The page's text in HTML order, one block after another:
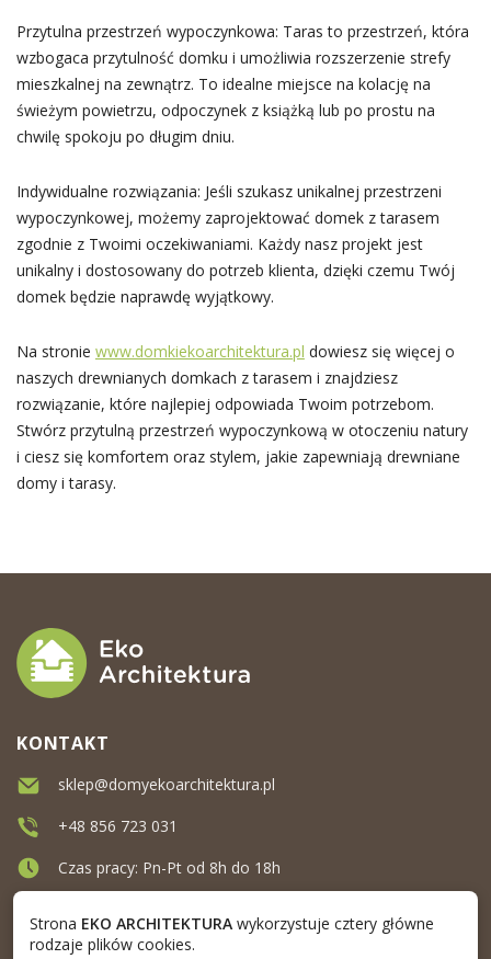
Przytulna przestrzeń wypoczynkowa: Taras to przestrzeń, która
wzbogaca przytulność domku i umożliwia rozszerzenie strefy
mieszkalnej na zewnątrz. To idealne miejsce na kolację na
świeżym powietrzu, odpoczynek z książką lub po prostu na
chwilę spokoju po długim dniu.
Indywidualne rozwiązania: Jeśli szukasz unikalnej przestrzeni
wypoczynkowej, możemy zaprojektować domek z tarasem
zgodnie z Twoimi oczekiwaniami. Każdy nasz projekt jest
unikalny i dostosowany do potrzeb klienta, dzięki czemu Twój
domek będzie naprawdę wyjątkowy.
Na stronie www.domkiekoarchitektura.pl dowiesz się więcej o
naszych drewnianych domkach z tarasem i znajdziesz
rozwiązanie, które najlepiej odpowiada Twoim potrzebom.
Stwórz przytulną przestrzeń wypoczynkową w otoczeniu natury
i ciesz się komfortem oraz stylem, jakie zapewniają drewniane
domy i tarasy.
KONTAKT
sklep@domyekoarchitektura.pl
+48 856 723 031
Czas pracy: Pn-Pt od 8h do 18h
Strona EKO ARCHITEKTURAwykorzystuje cztery główne
rodzaje plików cookies.